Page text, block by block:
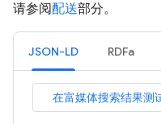
请参阅配送部分。
JSON-LD RDFa